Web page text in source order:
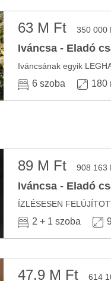
63 M Ft 350 000
Iváncsa - Eladó
6 szoba 180
89 M Ft 908 163
Iváncsa - Eladó
2 + 1 szoba
47.9 M Ft 614